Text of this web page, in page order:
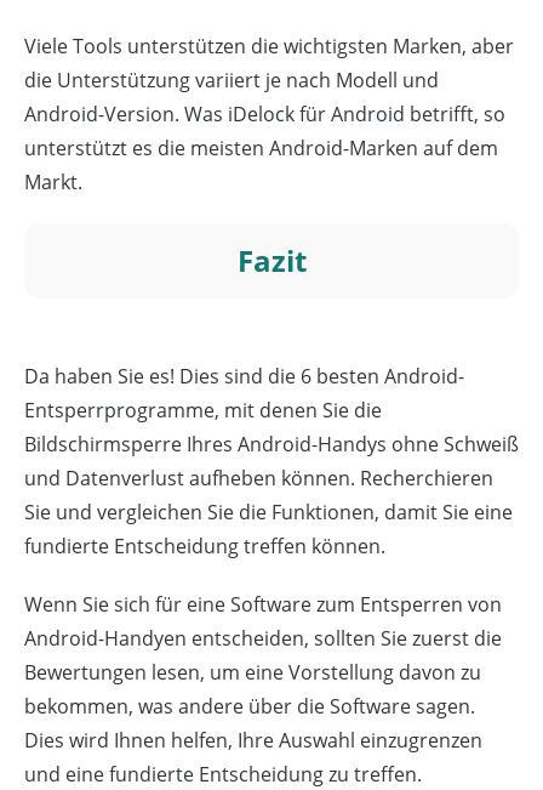
Viele Tools unterstützen die wichtigsten Marken, aber
die Unterstützung variiert je nach Modell und
Android-Version. Was iDelock für Android betrifft, so
unterstützt es die meisten Android-Marken auf dem
Markt.
Fazit
Da haben Sie es! Dies sind die 6 besten Android-
Entsperrprogramme, mit denen Sie die
Bildschirmsperre Ihres Android-Handys ohne Schweiß
und Datenverlust aufheben können. Recherchieren
Sie und vergleichen Sie die Funktionen, damit Sie eine
fundierte Entscheidung treffen können.
Wenn Sie sich für eine Software zum Entsperren von
Android-Handyen entscheiden, sollten Sie zuerst die
Bewertungen lesen, um eine Vorstellung davon zu
bekommen, was andere über die Software sagen.
Dies wird Ihnen helfen, Ihre Auswahl einzugrenzen
und eine fundierte Entscheidung zu treffen.